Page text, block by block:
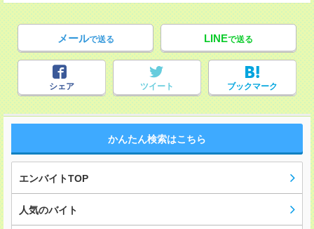
メールで送る LINEで送る
シェア ツイート ブックマーク
かんたん検索はこちら
エンバイトTOP
人気のバイト